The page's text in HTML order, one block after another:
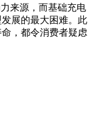
来源，而基础充电
展的最大困难。此
，都令消费者疑虑